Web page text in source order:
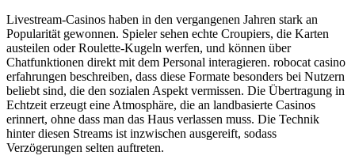
Livestream-Casinos haben in den vergangenen Jahren stark an
Popularität gewonnen. Spieler sehen echte Croupiers, die Karten
austeilen oder Roulette-Kugeln werfen, und können über
Chatfunktionen direkt mit dem Personal interagieren. robocat casino
erfahrungen beschreiben, dass diese Formate besonders bei Nutzern
beliebt sind, die den sozialen Aspekt vermissen. Die Übertragung in
Echtzeit erzeugt eine Atmosphäre, die an landbasierte Casinos
erinnert, ohne dass man das Haus verlassen muss. Die Technik
hinter diesen Streams ist inzwischen ausgereift, sodass
Verzögerungen selten auftreten.